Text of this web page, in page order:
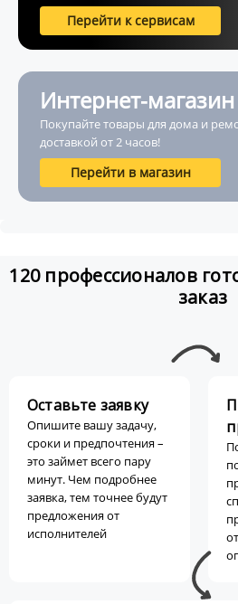
Перейти к сервисам
Интернет-
Покупайте товары для дома и
доставкой от 2 часов!
Перейти в магазин
120 профессионалов
заказ
Оставьте заявку
Опишите вашу задачу,
сроки и предпочтения –
это займет всего пару
минут. Чем подробнее
заявка, тем точнее будут
предложения от
исполнителей